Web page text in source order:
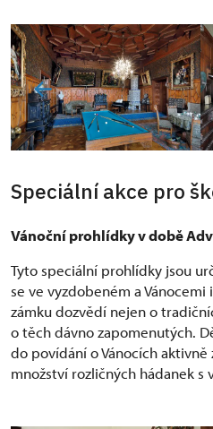
Speciální akce pro
Vánoční prohlídky v době
Tyto speciální prohlídky jsou
se ve vyzdobeném a
zámku dozvědí nejen o
o těch dávno zapomenutých.
do povídání o Vánocích
množství rozličných hádanek s